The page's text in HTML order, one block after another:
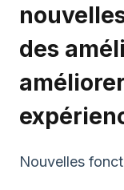
des
Nouvelles